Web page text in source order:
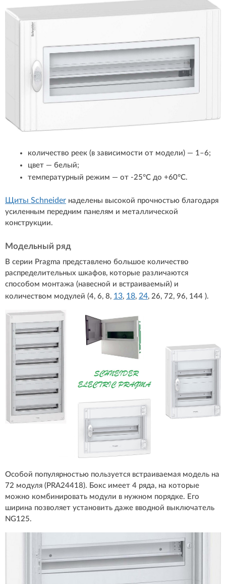
количество реек (в зависимости от модели) — 1–6;
цвет — белый;
температурный режим — от -25°С до +60°С.
Щиты Schneider наделены высокой прочностью благодаря
усиленным передним панелям и металлической
конструкции.
Модельный ряд
В серии Pragma представлено большое количество
распределительных шкафов, которые различаются
способом монтажа (навесной и встраиваемый) и
количеством модулей (4, 6, 8, 13, 18, 24, 26, 72, 96, 144 ).
Особой популярностью пользуется встраиваемая модель на
72 модуля (PRA24418). Бокс имеет 4 ряда, на которые
можно комбинировать модули в нужном порядке. Его
ширина позволяет установить даже вводной выключатель
NG125.